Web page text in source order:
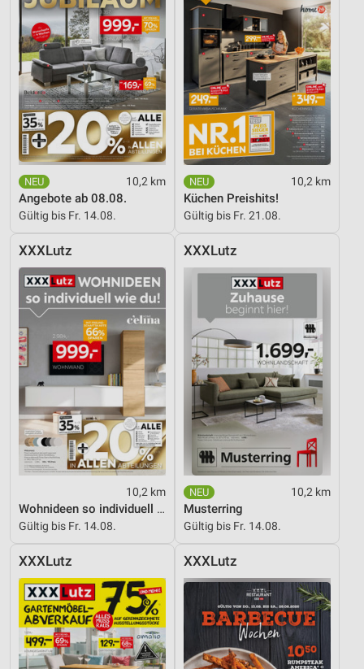
10,2 km
Angebote ab 08.08.
Gültig bis Fr. 14.08.
10,2 km
Küchen Preishits!
Gültig bis Fr. 21.08.
XXXLutz
10,2 km
Wohnideen so individuell wie du!
Gültig bis Fr. 14.08.
XXXLutz
10,2 km
Musterring
Gültig bis Fr. 14.08.
XXXLutz XXXLutz